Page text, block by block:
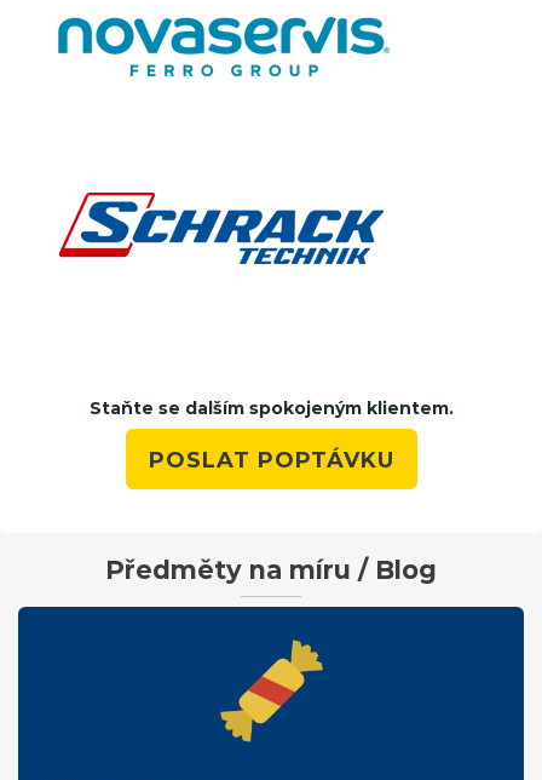
Staňte se dalším spokojeným klientem.
POSLAT POPTÁVKU
Předměty na míru / Blog